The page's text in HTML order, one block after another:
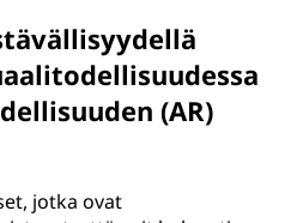
(AR)
jotka ovat